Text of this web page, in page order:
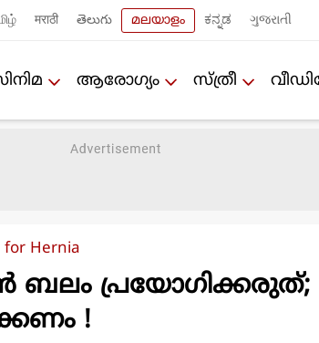
मराठी తెలుగు മലയാളം ಕನ್ನಡ ગુજરાતી
ആരോഗ്യം സ്ത്രീ
for Hernia
ബലം പ്രയോഗിക്കരുത്;
!